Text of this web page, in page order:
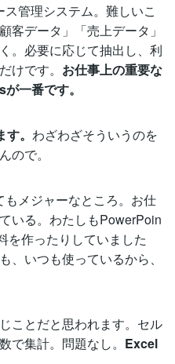
管理システム。難しいこ
客データ」「売上データ」
。必要に応じて抽出し、利
けです。 お仕事上の重要な
一番です。
。 わざわざそういうのを
ので。
メジャーなところ。お仕
いる。わたしもPowerPoin
を作ったりしていました
、いつも使っているから、
ことだと思われます。セル
で集計。問題なし。 Excel